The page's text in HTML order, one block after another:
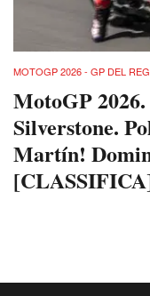
MOTOGP 2026 - GP DEL
MotoGP
Silverstone.
Martín!